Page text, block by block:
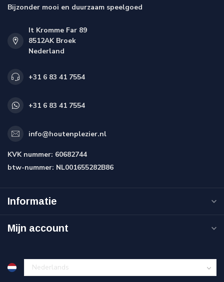
Bijzonder mooi en duurzaam speelgoed
It Kromme Far 89
8512AK Broek
Nederland
+31 6 83 41 7554
+31 6 83 41 7554
info@houtenplezier.nl
KVK nummer: 60682744
btw-nummer: NL001655282B86
Informatie
Mijn account